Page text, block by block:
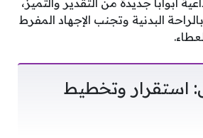
البدنية وتجنب الإجهاد المفرط
استقرار وتخطيط